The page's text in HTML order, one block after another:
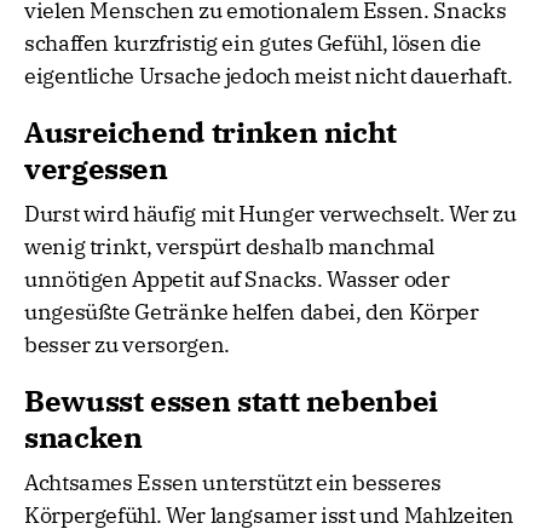
vielen Menschen zu emotionalem Essen. Snacks
schaffen kurzfristig ein gutes Gefühl, lösen die
eigentliche Ursache jedoch meist nicht dauerhaft.
Ausreichend trinken nicht
vergessen
Durst wird häufig mit Hunger verwechselt. Wer zu
wenig trinkt, verspürt deshalb manchmal
unnötigen Appetit auf Snacks. Wasser oder
ungesüßte Getränke helfen dabei, den Körper
besser zu versorgen.
Bewusst essen statt nebenbei
snacken
Achtsames Essen unterstützt ein besseres
Körpergefühl. Wer langsamer isst und Mahlzeiten